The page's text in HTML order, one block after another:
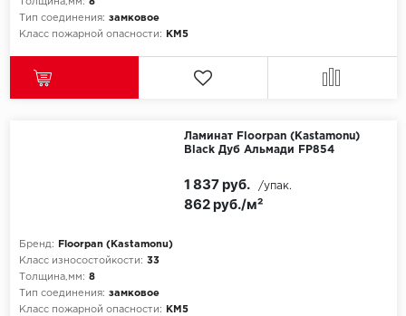
Толщина,мм: 8
Тип соединения: замковое
Класс пожарной опасности:
КМ5
Ламинат Floorpan (Kastamonu)
Black Дуб Альмади FP854
Бренд:
Floorpan (Kastamonu)
Класс износостойкости: 33
Толщина,мм: 8
Тип соединения: замковое
Класс пожарной опасности:
КМ5
862 руб./м²
1 837 руб. /упак.